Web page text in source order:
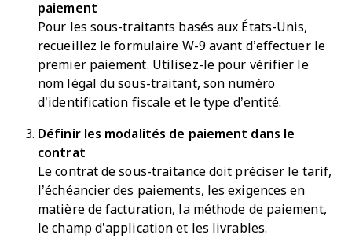
paiement
Pour les sous-traitants basés aux États-Unis,
recueillez le formulaire W-9 avant d’effectuer le
premier paiement. Utilisez-le pour vérifier le
nom légal du sous-traitant, son numéro
d’identification fiscale et le type d’entité.
Définir les modalités de paiement dans le
contrat
Le contrat de sous-traitance doit préciser le tarif,
l’échéancier des paiements, les exigences en
matière de facturation, la méthode de paiement,
le champ d’application et les livrables.